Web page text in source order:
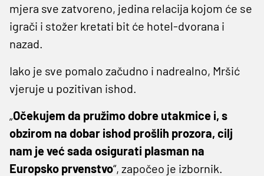
mjera sve zatvoreno, jedina relacija kojom će se
igrači i stožer kretati bit će hotel-dvorana i
nazad.
Iako je sve pomalo začudno i nadrealno, Mršić
vjeruje u pozitivan ishod.
„Očekujem da pružimo dobre utakmice i, s
obzirom na dobar ishod prošlih prozora, cilj
nam je već sada osigurati plasman na
Europsko prvenstvo“, započeo je izbornik.